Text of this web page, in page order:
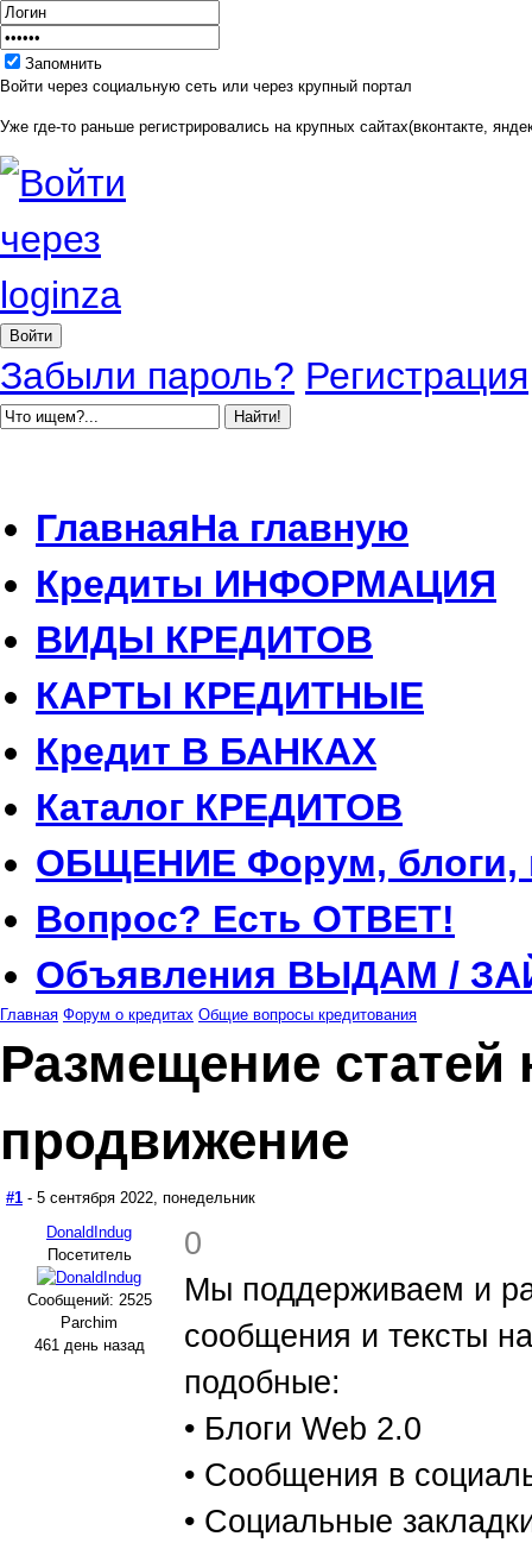
Запомнить
Войти через социальную сеть или через крупный портал
Уже где-то раньше регистрировались на крупных сайтах(вконтакте,
Забыли пароль? Регистрация
ГлавнаяНа главную
Кредиты ИНФОРМАЦИЯ
ВИДЫ КРЕДИТОВ
КАРТЫ КРЕДИТНЫЕ
Кредит В БАНКАХ
Каталог КРЕДИТОВ
ОБЩЕНИЕ Форум, блоги,
Вопрос? Есть ОТВЕТ!
Объявления ВЫДАМ /
Главная Форум о кредитах Общие вопросы кредитования
Размещение статей
продвижение
#1 - 5 сентября 2022, понедельник
DonaldIndug
Посетитель
Сообщений: 2525
Parchim
461 день назад
0
Мы поддерживаем и
сообщения и тексты
подобные:
• Блоги Web 2.0
• Сообщения в
• Социальные